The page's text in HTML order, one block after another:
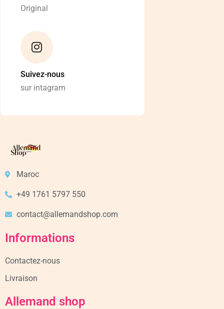
Original
Suivez-nous
sur intagram
Maroc
+49 1761 5797 550
contact@allemandshop.com
Informations
Contactez-nous
Livraison
Allemand shop